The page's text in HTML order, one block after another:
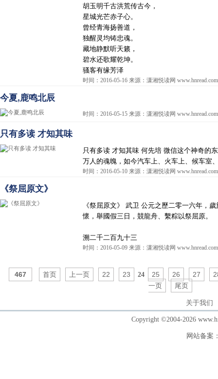
胡玉明千古洪荒传古今，
星城光芒赤子心。
曾经青海扬善道，
独醒灵均铸忠魂。
藏地静默听天籁，
碧水还歌耀乾坤。
骚客有缘芳泽
时间：2016-05-16 来源：潇湘悦读网 www.hnread.com
今夏,鹿鸣北辰
时间：2016-05-15 来源：潇湘悦读网 www.hnread.com
只有多读 才知其味
只有多读 才知其味 何先培 微信这个神奇的
万人的魂魄，如今汽车上、火车上、候车室
时间：2016-05-10 来源：潇湘悦读网 www.hnread.com
《祭屈原文》
《祭屈原文》 武卫 公元之歷二零一六年，
懷，舉國假三日，競龍舟、繫粽以祭屈原。
溯二千二百九十三
时间：2016-05-09 来源：潇湘悦读网 www.hnread.com
467 首页 上一页 22 23 24 25 26 27
一页
尾页
关于我们
Copyright ©2004-2026
网站备案